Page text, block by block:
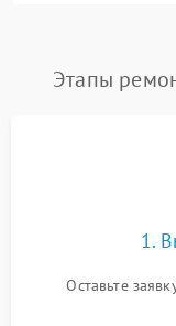
Этапы
1.
Оставьте